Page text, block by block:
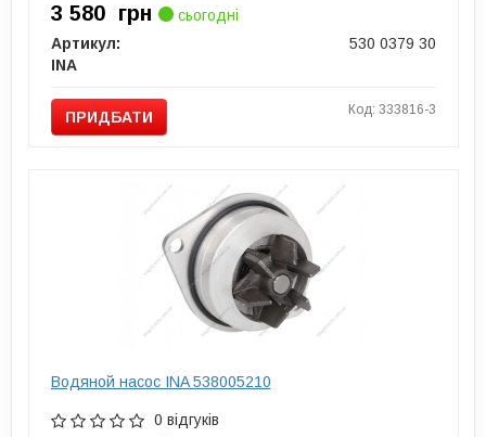
3 580 грн
сьогодні
Артикул:
530 0379 30
INA
ПРИДБАТИ Код: 333816-3
Водяной насос INA 538005210
0 відгуків